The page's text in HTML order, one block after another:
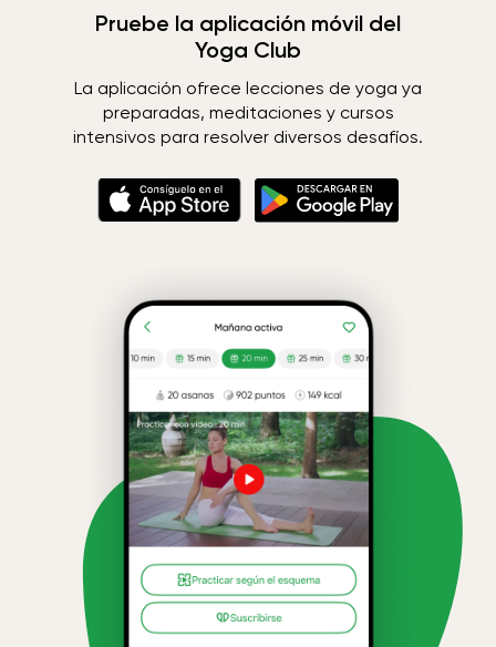
Pruebe la aplicación móvil del
Yoga Club
La aplicación ofrece lecciones de yoga ya
preparadas, meditaciones y cursos
intensivos para resolver diversos desafíos.